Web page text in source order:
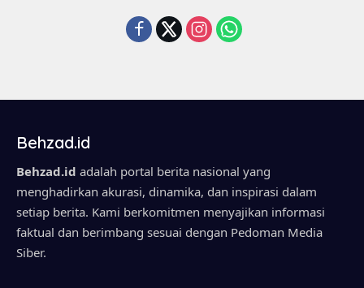
Behzad.id
Behzad.id adalah portal berita nasional yang
menghadirkan akurasi, dinamika, dan inspirasi dalam
setiap berita. Kami berkomitmen menyajikan informasi
faktual dan berimbang sesuai dengan Pedoman Media
Siber.